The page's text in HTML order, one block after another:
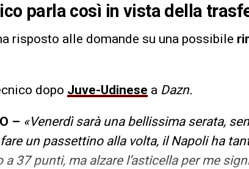
parla così in vista della
risposto alle domande su una possibile
dopo Juve-Udinese a Dazn.
– «Venerdì sarà una bellissima serata,
un passettino alla volta, il Napoli ha
37 punti, ma alzare l’asticella per me